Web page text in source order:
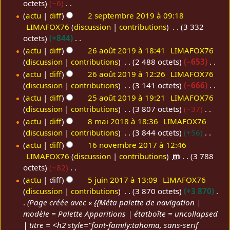
o
n
a
t
o
n
s
f
i
a
t
i
o
n
s
o
d
f
i
c
a
t
i
o
n
s
s
m
o
d
i
f
i
c
a
t
i
o
n
s
m
é
s
m
o
d
i
f
i
c
a
i
o
n
s
é
s
u
m
é
d
e
s
m
o
d
i
f
c
a
t
i
o
u
n
r
é
s
u
m
é
d
e
s
m
o
d
i
f
i
c
a
b
octets
−6
A
u
c
u
n
r
é
s
u
m
é
d
e
m
o
d
i
f
actu diff
2 septembre 2019 à 09:18
LIMAFOX76 discussion contributions
3 332
octets
+844
A
u
c
u
n
r
é
s
u
m
d
e
s
m
o
actu diff 26 août 2019 à 18:41
LIMAFOX76
discussion
contributions 2 488 octets
−653
A
u
c
u
n
r
é
s
é
d
e
s
actu diff 26 août 2019 à 12:26 LIMAFOX76
discussion
contributions 3 141 octets
−666
A
u
c
u
n
r
é
s
u
m
d
actu diff 25 août 2019 à 19:21
LIMAFOX76
discussion
contributions 3 807 octets
−37
A
u
c
u
n
r
é
s
u
m
m
actu diff 8 mai 2018 à 18:36 LIMAFOX76
discussion
contributions 3 844 octets
+56
A
u
c
u
n
é
s
actu diff
16 novembre 2017 à 12:46
LIMAFOX76 discussion contributions m
3 788
octets
−82
A
u
u
n
actu diff 5 juin 2017 à 13:09 LIMAFOX76
discussion
contributions 3 870 octets
+3 870
Page créée avec « {{Méta palette de navigation |
modèle = Palette Apparitions | étatboîte = uncollapsed
| titre = <h2 style="font-family:tahoma, sans-serif